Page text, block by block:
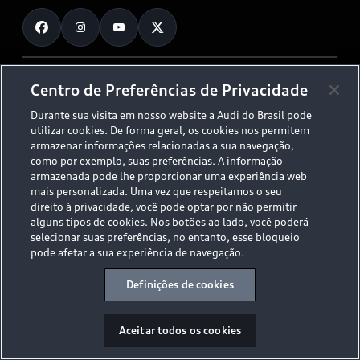
Planejamento de recarga
O Legado do S
Audi Driving Experience
ESG
Tecnologias Audi
Audi Collection
Fale Conosco
Trabalhe Conosco
© 2026 AUDI AG. All Rights Reserved.
Políticas de Privacidade
Código de Conduta
Aviso Legal
Proteção de Dados - LGPD
Sala de Imprensa
Desacelere. Seu bem maior é a vida.
Centro de Preferências de Privacidade
Durante sua visita em nosso website a Audi do Brasil pode
utilizar cookies. De forma geral, os cookies nos permitem
armazenar informações relacionadas a sua navegação,
como por exemplo, suas preferências. A informação
armazenada pode lhe proporcionar uma experiência web
mais personalizada. Uma vez que respeitamos o seu
direito à privacidade, você pode optar por não permitir
alguns tipos de cookies. Nos botões ao lado, você poderá
selecionar suas preferências, no entanto, esse bloqueio
pode afetar a sua experiência de navegação.
Definições de cookies
Aceitar todos os cookies